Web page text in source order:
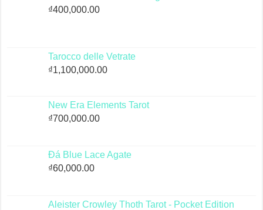
₫400,000.00
Tarocco delle Vetrate
₫1,100,000.00
New Era Elements Tarot
₫700,000.00
Đá Blue Lace Agate
₫60,000.00
Aleister Crowley Thoth Tarot - Pocket Edition